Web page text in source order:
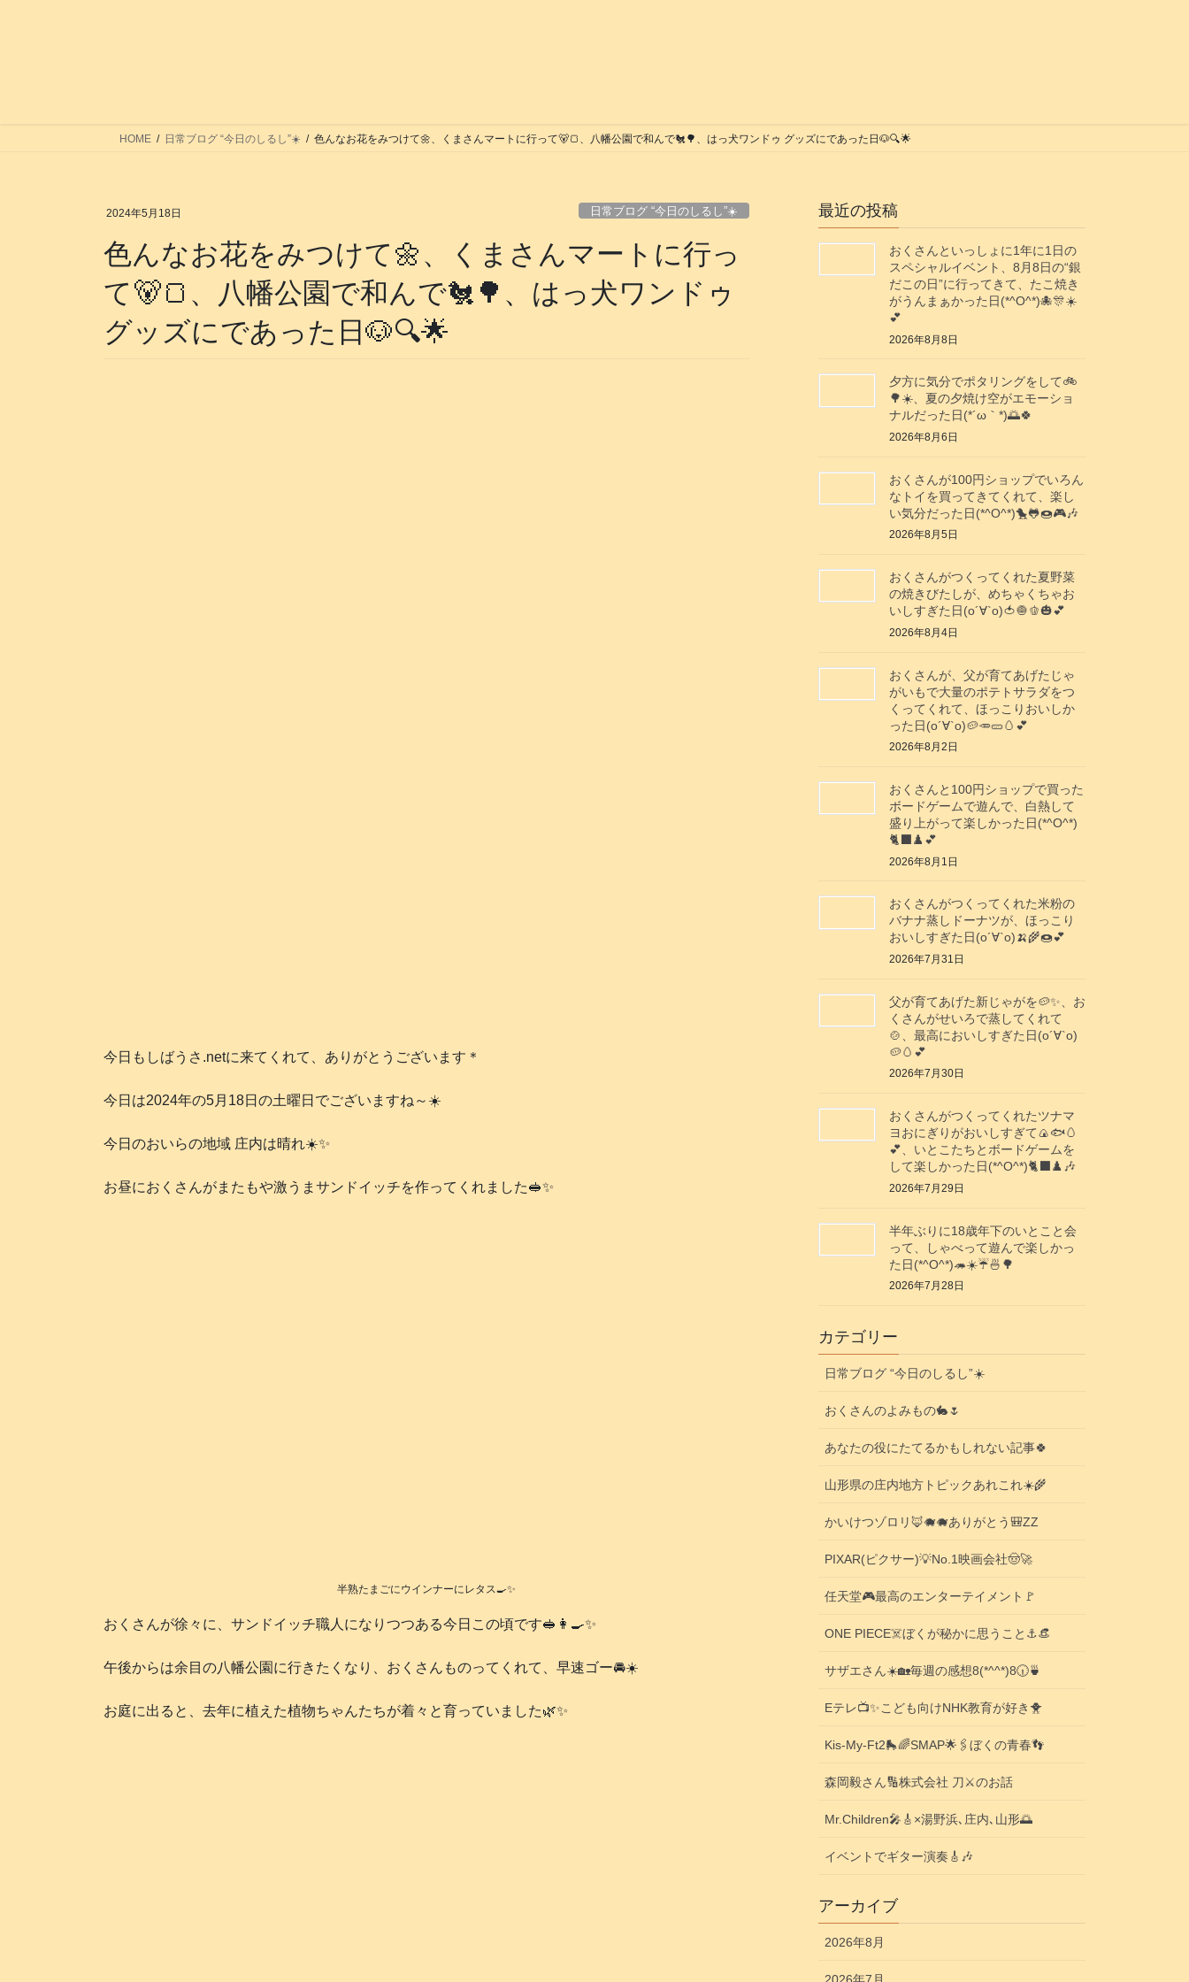
HOME 日常ブログ “今日のしるし”☀️ 色んなお花をみつけて🌼、くまさんマートに行って🐻🍞、八幡公園で和んで🐔🌳、はっ犬ワンドゥ グッズにであった日🐶🔍️🌟
2024年5月18日 日常ブログ “今日のしるし”☀️
色んなお花をみつけて🌼、くまさんマートに行っ
て🐻🍞、八幡公園で和んで🐔🌳、はっ犬ワンドゥ
グッズにであった日🐶🔍️🌟
今日もしばうさ.netに来てくれて、ありがとうございます＊
今日は2024年の5月18日の土曜日でございますね～☀️
今日のおいらの地域 庄内は晴れ☀️✨
お昼におくさんがまたもや激うまサンドイッチを作ってくれました🥪✨
半熟たまごにウインナーにレタス🍳✨
おくさんが徐々に、サンドイッチ職人になりつつある今日この頃です🥪👩‍🍳✨
午後からは余目の八幡公園に行きたくなり、おくさんものってくれて、早速ゴー🚘️☀️
お庭に出ると、去年に植えた植物ちゃんたちが着々と育っていました🌿✨
最近の投稿
おくさんといっしょに1年に1日の
スペシャルイベント、8月8日の“銀
だこの日”に行ってきて、たこ焼き
がうんまぁかった日(*^O^*)🐙🎊☀️
💕
2026年8月8日
夕方に気分でポタリングをして🚲️
🌳☀️、夏の夕焼け空がエモーショ
ナルだった日(⁠*⁠´⁠ω⁠｀⁠*⁠)🌅🍀
2026年8月6日
おくさんが100円ショップでいろん
なトイを買ってきてくれて、楽し
い気分だった日(*^O^*)🐤🐸🍩🎮️🎶
2026年8月5日
おくさんがつくってくれた夏野菜
の焼きびたしが、めちゃくちゃお
いしすぎた日(о´∀`о)🍅🧅🫑🎃💕
2026年8月4日
おくさんが、父が育てあげたじゃ
がいもで大量のポテトサラダをつ
くってくれて、ほっこりおいしか
った日(о´∀`о)🥔🥕🥒🥚💕
2026年8月2日
おくさんと100円ショップで買った
ボードゲームで遊んで、白熱して
盛り上がって楽しかった日(*^O^*)
🐈‍⬛♟️💕
2026年8月1日
おくさんがつくってくれた米粉の
バナナ蒸しドーナツが、ほっこり
おいしすぎた日(о´∀`о)🍌🌾🍩💕
2026年7月31日
父が育てあげた新じゃがを🥔✨️、お
くさんがせいろで蒸してくれて
🍲、最高においしすぎた日(о´∀`о)
🥔🥚💕
2026年7月30日
おくさんがつくってくれたツナマ
ヨおにぎりがおいしすぎて🍙🐟️🥚
💕、いとこたちとボードゲームを
して楽しかった日(*^O^*)🐈‍⬛♟️🎶
2026年7月29日
半年ぶりに18歳年下のいとこと会
って、しゃべって遊んで楽しかっ
た日(*^O^*)🦔☀️☔🍜🌳
2026年7月28日
カテゴリー
日常ブログ “今日のしるし”☀️
おくさんのよみもの🐇🌷
あなたの役にたてるかもしれない記事🍀
山形県の庄内地方トピックあれこれ☀️🌾
かいけつゾロリ🦊🐗🐗ありがとう🎒ZZ
PIXAR(ピクサー)💡No.1映画会社🤠🚀
任天堂🎮️最高のエンターテイメント🚩
ONE PIECE☠️ぼくが秘かに思うこと⚓️👒
サザエさん☀️🏡毎週の感想8(*^^*)8🕡️🍵
Eテレ📺️✨こども向けNHK教育が好き🐥
Kis-My-Ft2🛼🌈SMAP🌟🖇️ぼくの青春👣
森岡毅さん🔢株式会社 刀⚔️のお話
Mr.Children🎤🎸×湯野浜､庄内､山形🌅
イベントでギター演奏🎸🎶
アーカイブ
2026年8月